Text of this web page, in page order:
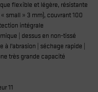
flexible et légère, résistante
small » 3 mm), couvrant 100
intégrale
| dessus en non-tissé
l’abrasion | séchage rapide |
très grande capacité
11